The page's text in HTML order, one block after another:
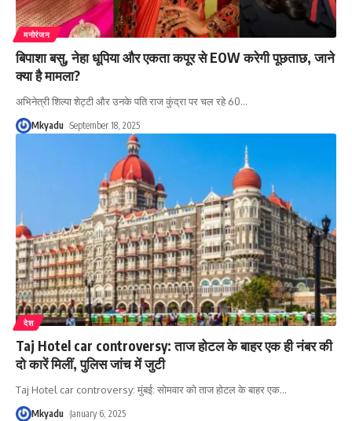
मनोरंजन
बिपाशा बसु, नेहा धूपिया और एकता कपूर से EOW करेगी पूछताछ, जाने
क्या है मामला?
अभिनेत्री शिल्पा शेट्टी और उनके पति राज कुंद्रा पर चल रहे 60…
Mkyadu September 18, 2025
देश
Taj Hotel car controversy: ताज होटल के बाहर एक ही नंबर की
दो कारें मिलीं, पुलिस जांच में जुटी
Taj Hotel car controversy: मुंबई: सोमवार को ताज होटल के बाहर एक…
Mkyadu January 6, 2025